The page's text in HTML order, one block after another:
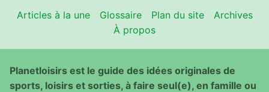
Articles à la une Glossaire Plan du site
Archives
À propos
Planetloisirs est le guide des idées originales de
sports, loisirs et sorties, à faire seul(e), en famille ou